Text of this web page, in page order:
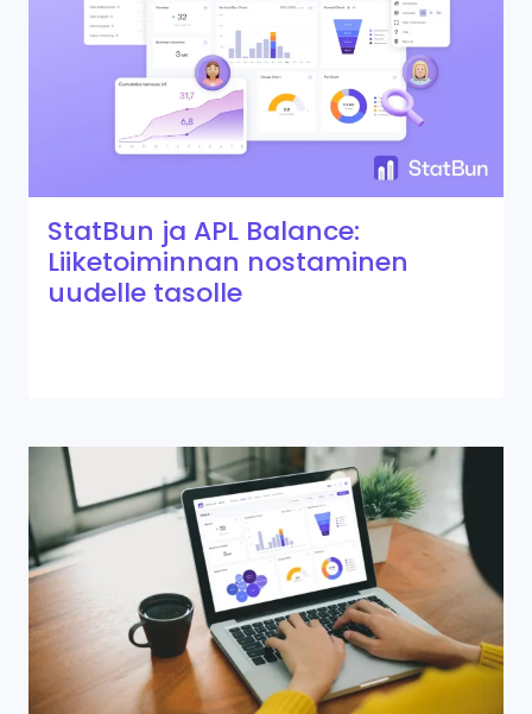
StatBun ja APL Balance:
Liiketoiminnan nostaminen
uudelle tasolle